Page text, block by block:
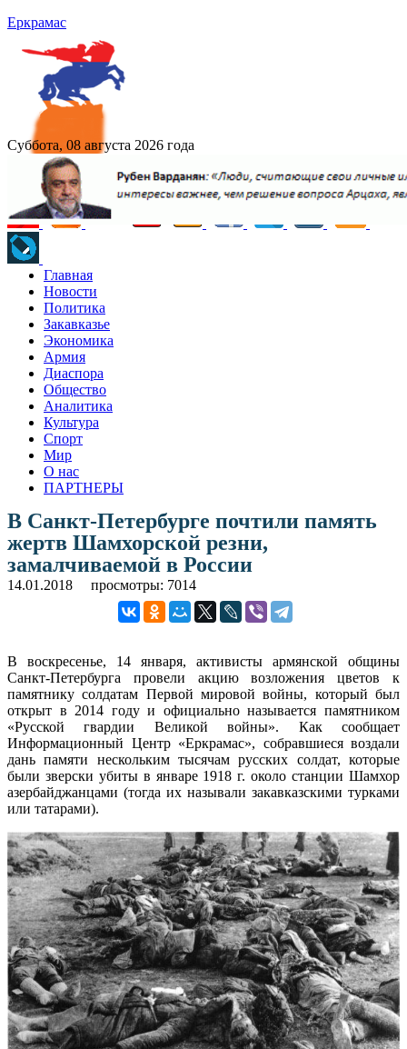
Еркрамас
Суббота, 08 августа 2026 года
Главная
Новости
Политика
Закавказье
Экономика
Армия
Диаспора
Общество
Аналитика
Культура
Спорт
Мир
О нас
ПАРТНЕРЫ
В Санкт-Петербурге почтили память
жертв Шамхорской резни,
замалчиваемой в России
14.01.2018 просмотры: 7014
В воскресенье, 14 января, активисты армянской общины
Санкт-Петербурга провели акцию возложения цветов к
памятнику солдатам Первой мировой войны, который был
открыт в 2014 году и официально называется памятником
«Русской гвардии Великой войны». Как сообщает
Информационный Центр «Еркрамас», собравшиеся воздали
дань памяти нескольким тысячам русских солдат, которые
были зверски убиты в январе 1918 г. около станции Шамхор
азербайджанцами (тогда их называли закавказскими турками
или татарами).